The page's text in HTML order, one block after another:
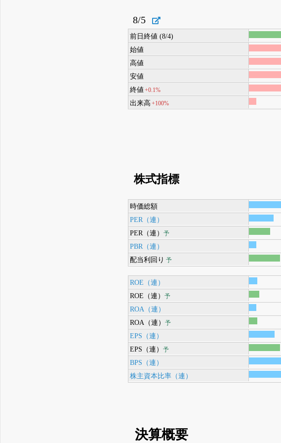
8/5
前日終値 (8/4)
始値
高値
安値
終値 +0.1%
出来高 +100%
株式指標
時価総額
PER（連）
PER（連）予
PBR（連）
配当利回り 予
ROE（連）
ROE（連）予
ROA（連）
ROA（連）予
EPS（連）
EPS（連）予
BPS（連）
株主資本比率（連）
決算概要